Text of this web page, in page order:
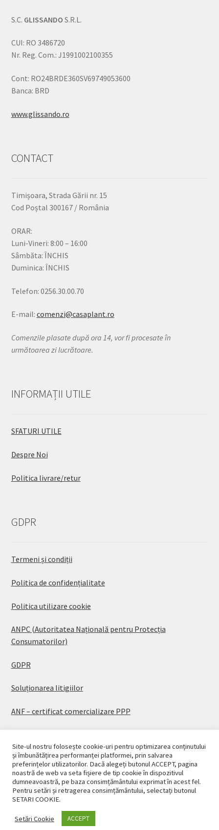
S.C. GLISSANDO S.R.L.
CUI: RO 3486720
Nr. Reg. Com.: J1991002100355
Cont: RO24BRDE360SV69749053600
Banca: BRD
www.glissando.ro
CONTACT
Timișoara, Strada Gării nr. 15
Cod Poștal 300167 / România
ORAR:
Luni-Vineri: 8:00 – 16:00
Sâmbăta: ÎNCHIS
Duminica: ÎNCHIS
Telefon: 0256.30.00.70
E-mail: comenzi@casaplant.ro
Comenzile plasate după ora 14, vor fi procesate în
următoarea zi lucrătoare.
INFORMAȚII UTILE
SFATURI UTILE
Despre Noi
Politica livrare/retur
GDPR
Termeni și condiții
Politica de confidențialitate
Politica utilizare cookie
ANPC (Autoritatea Națională pentru Protecția
Consumatorilor)
GDPR
Soluționarea litigiilor
ANF – certificat comercializare PPP
© CASAPLANT 2026
Politică de confidențialitate
Site-ul nostru folosește cookie-uri pentru optimizarea conținutului
și îmbunătățirea performanței platformei, prin salvarea
preferințelor utilizatorilor. Dacă alegeți butonul ACCEPT, pagina
noastră de web va seta fișiere de tip cookie în dispozitivul
dumneavoastră, pe baza consimțământului exprimat în acest fel.
Pentru setări și retragerea consimțământului, selectați butonul
SETARI COOKIE.
Setări Cookie ACCEPT